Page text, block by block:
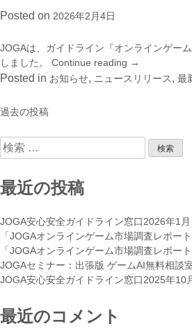
レ
ー
ト
を
ウ
ア
競
争
る
共
声
明”
Posted on 2026年2月4日
JOGAは、ガイドライン『オンラインゲー
しました。 Continue reading “『オ
ン
ゲ
全
宣
言』
を
一
→
Posted in お知らせ, ニュースリリース, 最
投
ナ
ビ
ー
ョ
ン
過去の投稿
検
索:
最近の投稿
JOGA安心安全ガイドライン窓口2026年1
「JOGAオンラインゲーム市場調査レポー
「JOGAオンラインゲーム市場調査レポー
JOGAセミナー：出張版 ゲームAI無料相談
JOGA安心安全ガイドライン窓口2025年10
最近のコメント